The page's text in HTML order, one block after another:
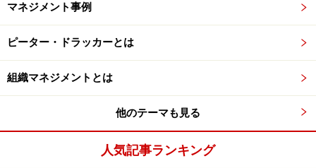
爽やか、若々しい、かわいい、しっかりしている、強
い、親しみやすい……それぞれのイメージを持つタレント
やスポーツ選手が広告に使われて、イメージアップさせ
て商品、サービスの売上伸長に貢献する、それが広告キ
ャラクターの役割です。
大谷選手がとりわけ人気が高いのは、強い、たくまし
マネジメント事例
ピーター・ドラッカーとは
組織マネジメントとは
他のテーマも見る
人気記事ランキング